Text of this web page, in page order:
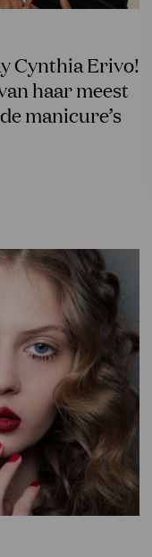
Cynthia Erivo!
haar meest
manicure’s